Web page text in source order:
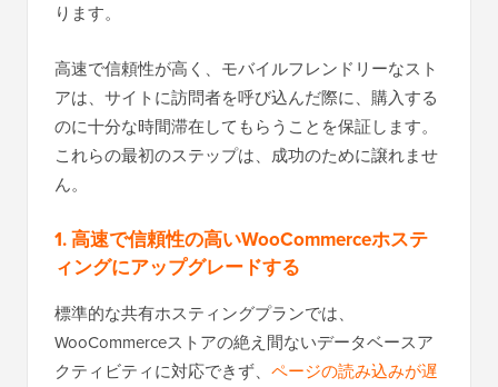
ります。
高速で信頼性が高く、モバイルフレンドリーなスト
アは、サイトに訪問者を呼び込んだ際に、購入する
のに十分な時間滞在してもらうことを保証します。
これらの最初のステップは、成功のために譲れませ
ん。
1. 高速で信頼性の高いWooCommerceホステ
ィングにアップグレードする
標準的な共有ホスティングプランでは、
WooCommerceストアの絶え間ないデータベースア
クティビティに対応できず、 ページの読み込みが遅